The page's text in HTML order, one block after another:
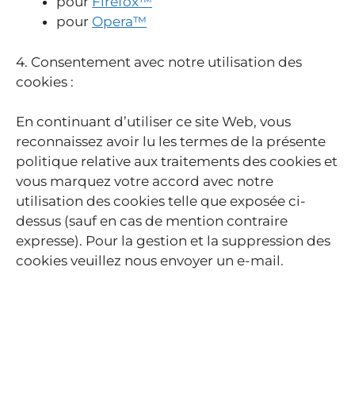
pour Opera™
4. Consentement avec notre utilisation des
cookies :
En continuant d’utiliser ce site Web, vous
reconnaissez avoir lu les termes de la présente
politique relative aux traitements des cookies et
vous marquez votre accord avec notre
utilisation des cookies telle que exposée ci-
dessus (sauf en cas de mention contraire
expresse). Pour la gestion et la suppression des
cookies veuillez nous envoyer un e-mail.